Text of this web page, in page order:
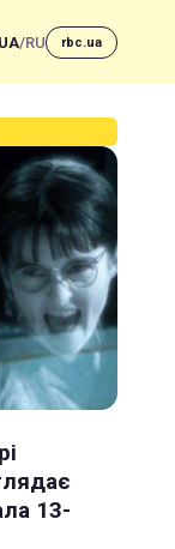
UA/RU rbc.ua
13-